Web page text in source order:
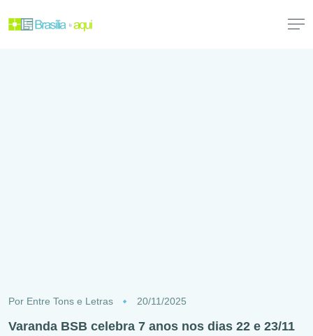
Por Entre Tons e Letras 20/11/2025
Varanda BSB celebra 7 anos nos dias 22 e 23/11